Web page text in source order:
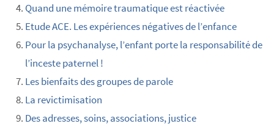
Quand une mémoire traumatique est réactivée
Etude ACE. Les expériences négatives de l’enfance
Pour la psychanalyse, l’enfant porte la responsabilité de
l’inceste paternel !
Les bienfaits des groupes de parole
La revictimisation
Des adresses, soins, associations, justice